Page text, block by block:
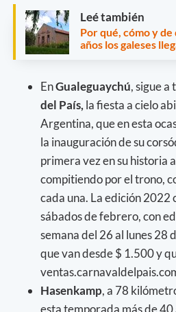
Leé también
Por qué, cómo y
años los galeses
EnGualeguaychú, sigue a
del País, la fiesta a cielo
Argentina, que en esta
la inauguración de su
primera vez en su historia
compitiendo por el trono,
cada una. La edición 2022
sábados de febrero, con
semana del 26 al lunes 28
que van desde $ 1.500 y
Hasenkamp, a 78
esta temporada más de